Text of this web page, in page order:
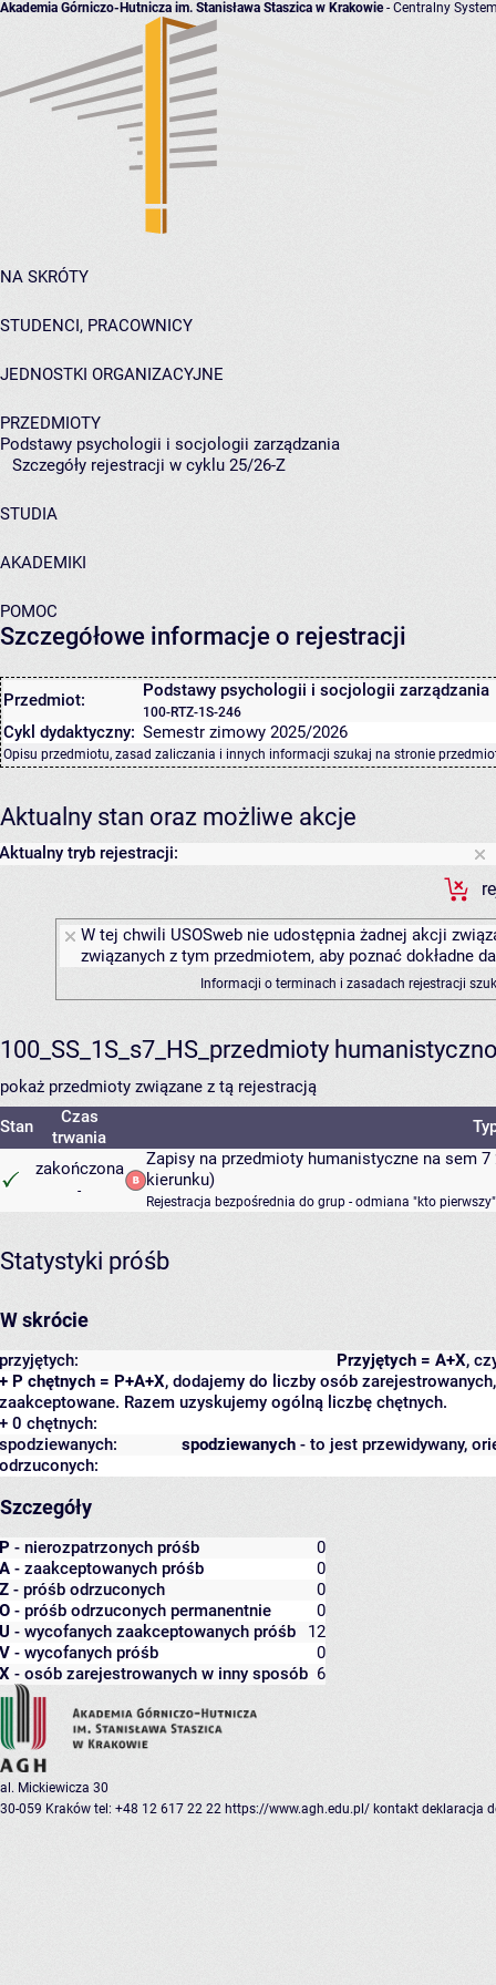
Akademia Górniczo-Hutnicza im. Stanisława Staszica w Krakowie- Centralny
NA SKRÓTY
STUDENCI, PRACOWNICY
JEDNOSTKI ORGANIZACYJNE
PRZEDMIOTY
Podstawy psychologii i socjologii zarządzania
Szczegóły rejestracji w cyklu 25/26-Z
STUDIA
AKADEMIKI
POMOC
Szczegółowe informacje o rejestracji
Przedmiot: Podstawy psychologii i socjologii zarządzania
100-RTZ-1S-246
Cykl dydaktyczny: Semestr zimowy 2025/2026
Opisu przedmiotu, zasad zaliczania i innych informacji szukaj na stronie
Aktualny stan oraz możliwe akcje
Aktualny tryb rejestracji:
W tej chwili USOSweb nie udostępnia żadnej akcji
związanych z tym przedmiotem, aby poznać dokładne
Informacji o terminach i zasadach rejestracji
100_SS_1S_s7_HS_przedmioty
pokaż przedmioty związane z tą rejestracją
Stan
Czas
trwania
zakończona
-
Zapisy na przedmioty humanistyczne na sem
kierunku)
Rejestracja bezpośrednia do grup - odmiana "kto pierwszy"
Statystyki próśb
W skrócie
Przyjętych = A+X,
przyjętych:
+ P chętnych = P+A+X, dodajemy do liczby osób
zaakceptowane. Razem uzyskujemy ogólną liczbę chętnych.
+ 0 chętnych:
spodziewanych - to jest przewidywany,
spodziewanych:
odrzuconych:
Szczegóły
P - nierozpatrzonych próśb
0
A - zaakceptowanych próśb
0
Z - próśb odrzuconych
0
O - próśb odrzuconych permanentnie
0
U - wycofanych zaakceptowanych próśb
12
V - wycofanych próśb
0
X - osób zarejestrowanych w inny sposób 6
al. Mickiewicza 30
30-059 Kraków tel: +48 12 617 22 22 https://www.agh.edu.pl/ kontakt deklaracja